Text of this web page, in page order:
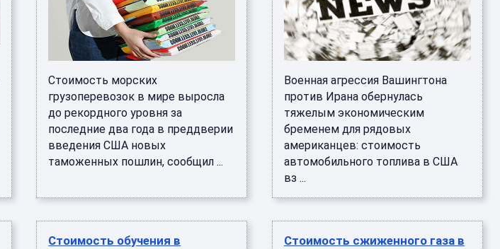
Стоимость морских
грузоперевозок в мире выросла
до рекордного уровня за
последние два года в преддверии
введения США новых
таможенных пошлин, сообщил ...
Военная агрессия Вашингтона
против Ирана обернулась
тяжелым экономическим
бременем для рядовых
американцев: стоимость
автомобильного топлива в США
вз ...
Стоимость обучения в
Стоимость сжиженного газа в